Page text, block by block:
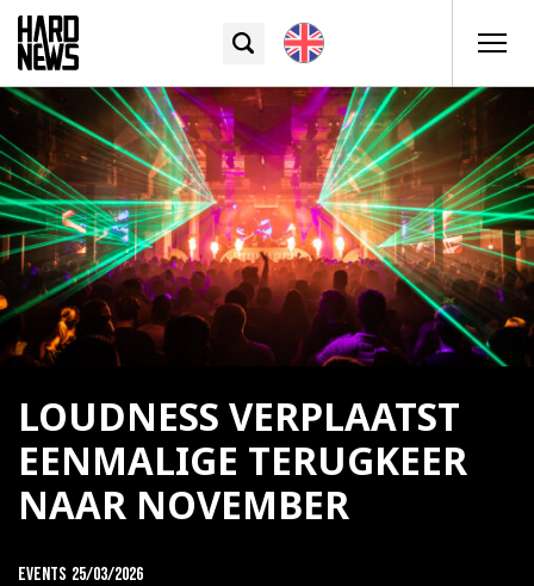
LOUDNESS VERPLAATST
EENMALIGE TERUGKEER
NAAR NOVEMBER
Events 25/03/2026